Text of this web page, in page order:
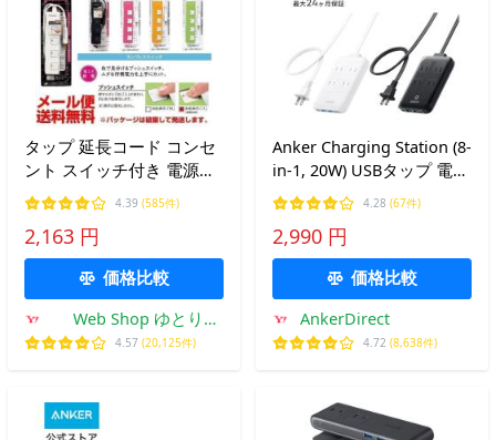
タップ 延長コード コンセ
ント スイッチ付き 電源タ
ップ 2m 4コ口 パナソニッ
ク WHS2524 パッケージ無
し 節電グッズ
4.39 (585件)
2,163 円
価格比較
Web Shop ゆとり
Yahoo!店
4.57 (20,125件)
Anker Charging Station (8-
in-1, 20W) USBタップ 電源
タップ AC差込口 4口 USB-
C 2ポート USB-A 2ポート
延長コード 1.5m) 【PSE技
術基準適合】
4.28 (67件)
2,990 円
価格比較
AnkerDirect
4.72 (8,638件)